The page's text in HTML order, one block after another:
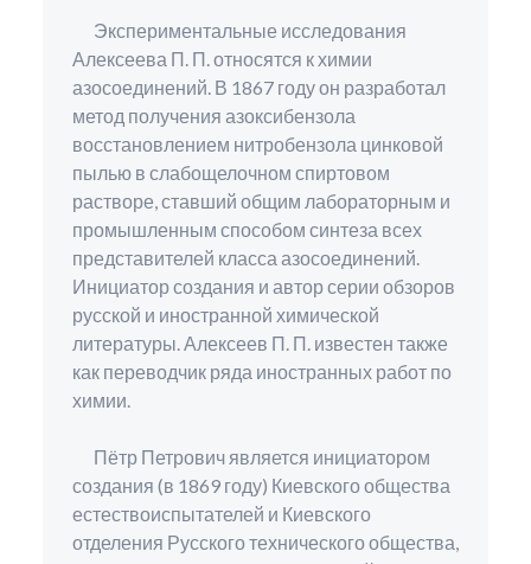
Экспериментальные исследования
Алексеева П. П. относятся к химии
азосоединений. В 1867 году он разработал
метод получения азоксибензола
восстановлением нитробензола цинковой
пылью в слабощелочном спиртовом
растворе, ставший общим лабораторным и
промышленным способом синтеза всех
представителей класса азосоединений.
Инициатор создания и автор серии обзоров
русской и иностранной химической
литературы. Алексеев П. П. известен также
как переводчик ряда иностранных работ по
химии.
Пётр Петрович является инициатором
создания (в 1869 году) Киевского общества
естествоиспытателей и Киевского
отделения Русского технического общества,